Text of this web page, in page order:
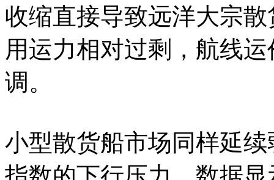
收缩直接导致远洋大宗
用运力相对过剩，航线
调。
小型散货船市场同样延